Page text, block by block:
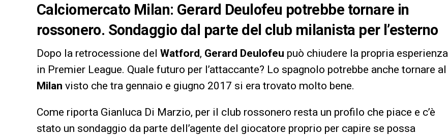
Calciomercato Milan: Gerard Deulofeu potrebbe tornare in
rossonero. Sondaggio dal parte del club milanista per l’esterno
Dopo la retrocessione del Watford, Gerard Deulofeu può chiudere la propria esperienza
in Premier League. Quale futuro per l’attaccante? Lo spagnolo potrebbe anche tornare al
Milan visto che tra gennaio e giugno 2017 si era trovato molto bene.
Come riporta Gianluca Di Marzio, per il club rossonero resta un profilo che piace e c’è
stato un sondaggio da parte dell’agente del giocatore proprio per capire se possa